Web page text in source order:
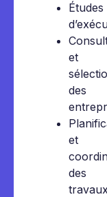
Études
et
des
et
des